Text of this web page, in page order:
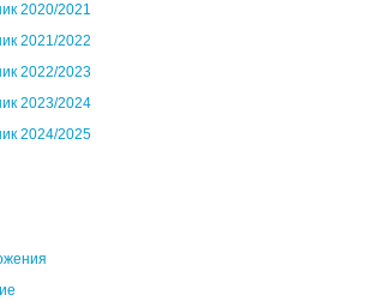
2020/2021
2021/2022
2022/2023
2023/2024
2024/2025